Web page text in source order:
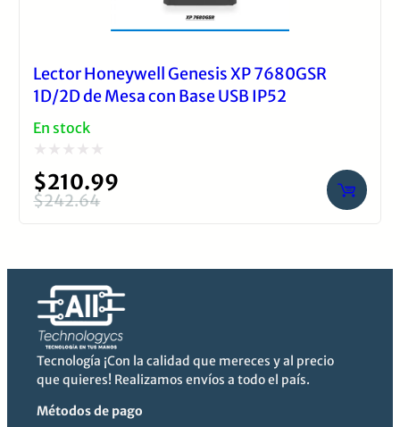
operación moderna.
Lector Honeywell Genesis XP 7680GSR
1D/2D de Mesa con Base USB IP52
En stock
Valorado
con
$242.64
original
era:
$242.64.
$210.99
actual
es:
$210.99.
Tecnología ¡Con la calidad que mereces y al precio
que quieres! Realizamos envíos a todo el país.
Métodos de pago